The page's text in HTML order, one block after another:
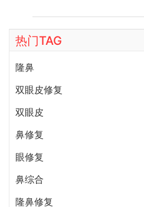
热门TAG
隆鼻
双眼皮修复
双眼皮
鼻修复
眼修复
鼻综合
隆鼻修复